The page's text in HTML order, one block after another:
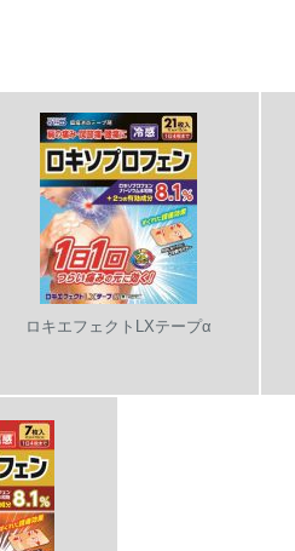
ロキエフェクトLXテープα